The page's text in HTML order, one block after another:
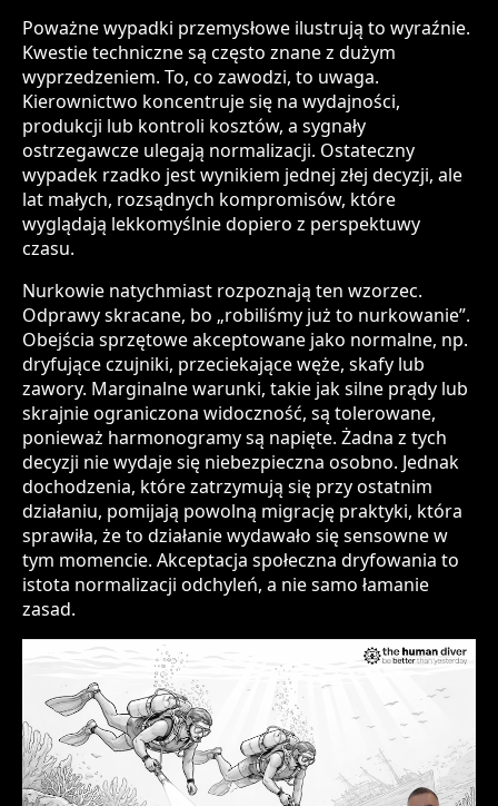
Poważne wypadki przemysłowe ilustrują to wyraźnie.
Kwestie techniczne są często znane z dużym
wyprzedzeniem. To, co zawodzi, to uwaga.
Kierownictwo koncentruje się na wydajności,
produkcji lub kontroli kosztów, a sygnały
ostrzegawcze ulegają normalizacji. Ostateczny
wypadek rzadko jest wynikiem jednej złej decyzji, ale
lat małych, rozsądnych kompromisów, które
wyglądają lekkomyślnie dopiero z perspektuwy
czasu.
Nurkowie natychmiast rozpoznają ten wzorzec.
Odprawy skracane, bo „robiliśmy już to nurkowanie”.
Obejścia sprzętowe akceptowane jako normalne, np.
dryfujące czujniki, przeciekające węże, skafy lub
zawory. Marginalne warunki, takie jak silne prądy lub
skrajnie ograniczona widoczność, są tolerowane,
ponieważ harmonogramy są napięte. Żadna z tych
decyzji nie wydaje się niebezpieczna osobno. Jednak
dochodzenia, które zatrzymują się przy ostatnim
działaniu, pomijają powolną migrację praktyki, która
sprawiła, że to działanie wydawało się sensowne w
tym momencie. Akceptacja społeczna dryfowania to
istota normalizacji odchyleń, a nie samo łamanie
zasad.